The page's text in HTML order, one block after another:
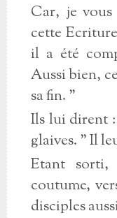
Car, je
cette
il a été
Aussi bien,
sa fin. "
Ils lui dirent
glaives. " Il
Etant
coutume,
disciples